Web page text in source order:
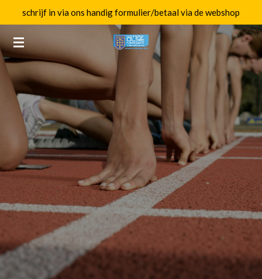
naar
de
hoofdinhoud
schrijf in via ons handig formulier/betaal via de webshop